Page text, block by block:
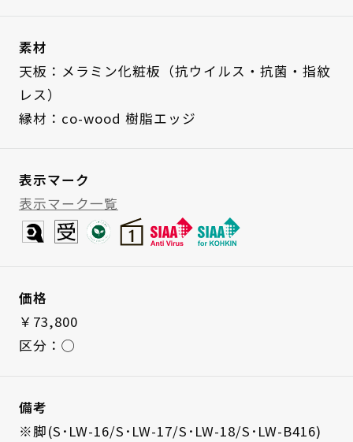
素材
天板：メラミン化粧板（抗ウイルス・抗菌・指紋
レス）
縁材：co-wood 樹脂エッジ
表示マーク
表示マーク一覧
価格
￥73,800
区分：◯
備考
※脚(S･LW-16/S･LW-17/S･LW-18/S･LW-B416)